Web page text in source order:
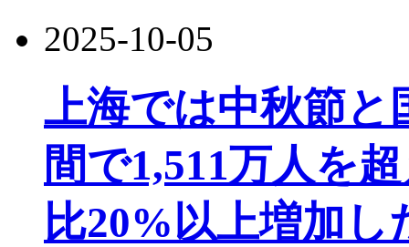
2025-10-05
上海では中秋節と
間で1,511万人を
比20%以上増加し